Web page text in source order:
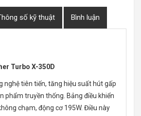
số kỹ thuật Bình luận
Turbo X-350D
nghệ tiên tiến, tăng hiệu suất hút gấp
phẩm truyền thống. Bảng điều khiển
chạm, động cơ 195W. Điều này